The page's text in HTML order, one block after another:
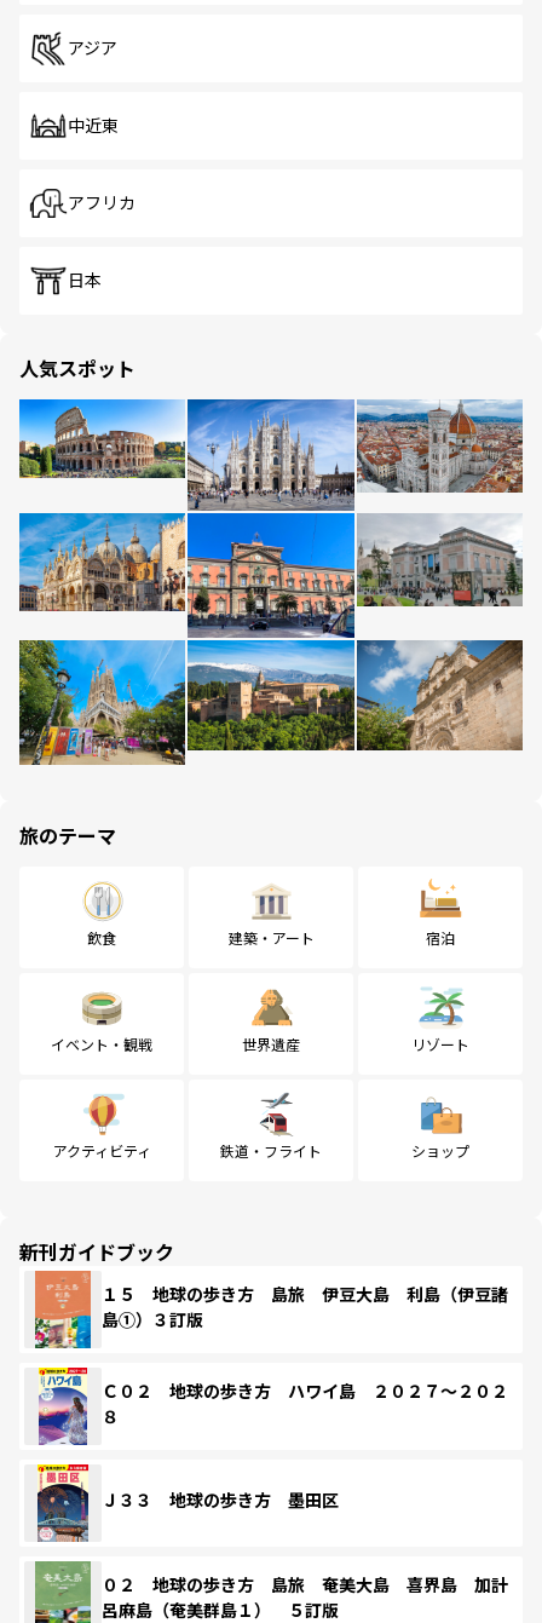
アジア
中近東
アフリカ
日本
人気スポット
旅のテーマ
飲食 建築・アート 宿泊
イベント・観戦 世界遺産 リゾート
アクティビティ 鉄道・フライト ショップ
新刊ガイドブック
１５ 地球の歩き方 島旅 伊豆大島 利島（伊豆諸
島①）３訂版
Ｃ０２ 地球の歩き方 ハワイ島 ２０２７～２０２
８
Ｊ３３ 地球の歩き方 墨田区
０２ 地球の歩き方 島旅 奄美大島 喜界島 加計
呂麻島（奄美群島１） ５訂版